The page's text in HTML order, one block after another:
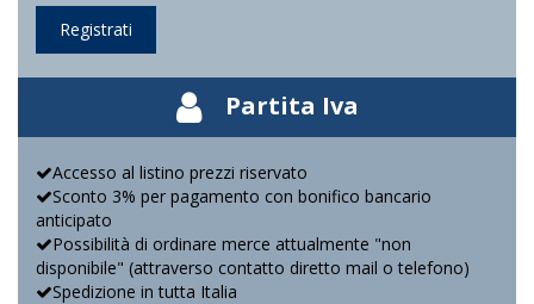
Registrati
Partita Iva
Accesso al listino prezzi riservato
Sconto 3% per pagamento con bonifico bancario
anticipato
Possibilità di ordinare merce attualmente "non
disponibile" (attraverso contatto diretto mail o telefono)
Spedizione in tutta Italia